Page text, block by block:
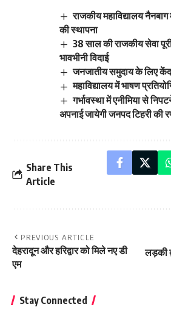
राजकीय महाविद्यालय
की स्थापना
38 साल की राजकीय सेवा
भावभीनी विदाई
जनजातीय समुदाय के लिए
महाविद्यालय में भाषण
गर्भावस्था में एनीमिया से
अपनाई जायेगी जनपद टिहरी की
Share This
Article
PREVIOUS ARTICLE
देहरादून और हरिद्वार को मिले नए डी
एम
लड़की
Stay Connected